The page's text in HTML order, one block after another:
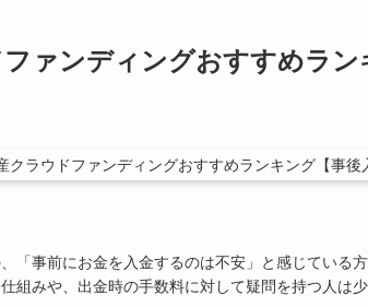
ァンディングおすすめラン
「事前にお金を入金するのは不安」と感じている
組みや、出金時の手数料に対して疑問を持つ人は